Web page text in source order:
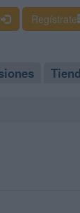
Regístrate